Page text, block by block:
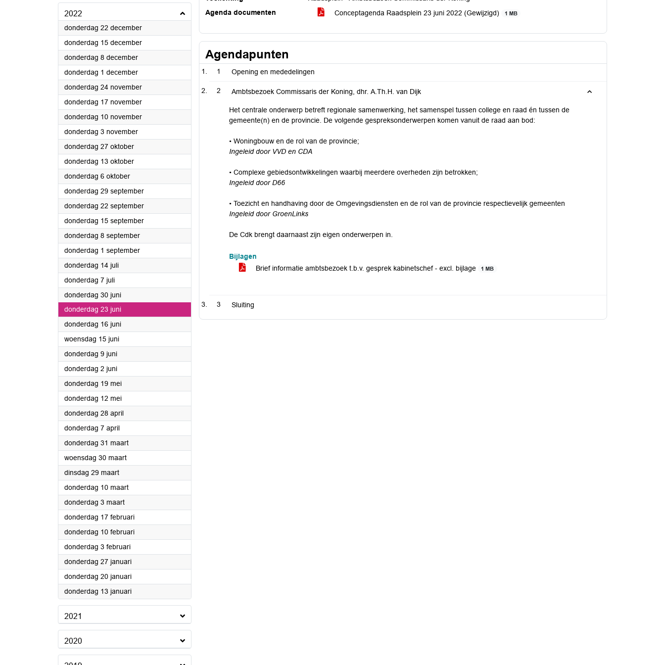
2022
donderdag 22 december2022
donderdag 15 december2022
donderdag 8 december2022
donderdag 1 december2022
donderdag 24 november2022
donderdag 17 november2022
donderdag 10 november2022
donderdag 3 november2022
donderdag 27 oktober2022
donderdag 13 oktober2022
donderdag 6 oktober2022
donderdag 29 september2022
donderdag 22 september2022
donderdag 15 september2022
donderdag 8 september2022
donderdag 1 september2022
donderdag 14 juli2022
donderdag 7 juli2022
donderdag 30 juni2022
donderdag 23 juni2022
donderdag 16 juni2022
woensdag 15 juni2022
donderdag 9 juni2022
donderdag 2 juni2022
donderdag 19 mei2022
donderdag 12 mei2022
donderdag 28 april2022
donderdag 7 april2022
donderdag 31 maart2022
woensdag 30 maart2022
dinsdag 29 maart2022
donderdag 10 maart2022
donderdag 3 maart2022
donderdag 17 februari2022
donderdag 10 februari2022
donderdag 3 februari2022
donderdag 27 januari2022
donderdag 20 januari2022
donderdag 13 januari2022
2021
2020
Agenda documenten
Conceptagenda Raadsplein 23 juni 2022 (Gewijzigd) 1 MB
Agendapunten
1 Opening en mededelingen
2 Ambtsbezoek Commissaris der Koning, dhr. A.Th.H. van Dijk
Het centrale onderwerp betreft regionale samenwerking, het samenspel tussen college en raad én tussen de
gemeente(n) en de provincie. De volgende gespreksonderwerpen komen vanuit de raad aan bod:
• Woningbouw en de rol van de provincie;
Ingeleid door VVD en CDA
• Complexe gebiedsontwikkelingen waarbij meerdere overheden zijn betrokken;
Ingeleid door D66
• Toezicht en handhaving door de Omgevingsdiensten en de rol van de provincie respectievelijk gemeenten
Ingeleid door GroenLinks
De Cdk brengt daarnaast zijn eigen onderwerpen in.
Bijlagen
Brief informatie ambtsbezoek t.b.v. gesprek kabinetschef - excl. bijlage
1 MB
3 Sluiting